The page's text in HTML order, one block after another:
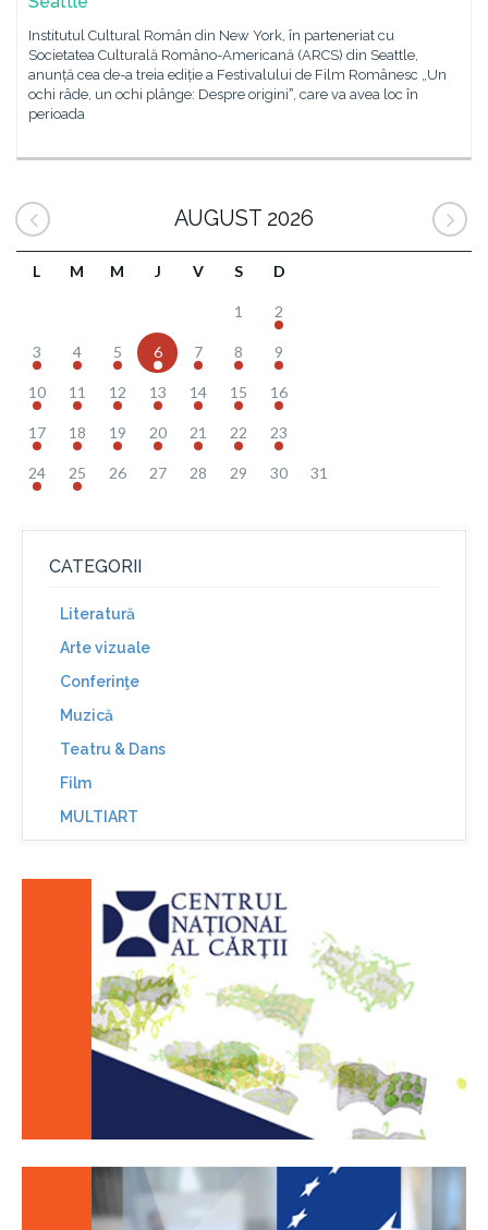
Institutul Cultural Român din New York, în parteneriat cu
Societatea Culturală Româno-Americană (ARCS) din Seattle,
anunță cea de-a treia ediție a Festivalului de Film Românesc „Un
ochi râde, un ochi plânge: Despre originiˮ, care va avea loc în
perioada
AUGUST 2026
L M M J V S D
1 2
3 4 5 6 7 8 9
10 11 12 13 14 15 16
17 18 19 20 21 22 23
24 25 26 27 28 29 30 31
CATEGORII
Literatură
Arte vizuale
Conferinţe
Muzică
Teatru & Dans
Film
MULTIART